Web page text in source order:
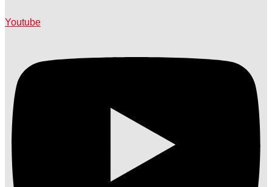
Youtube